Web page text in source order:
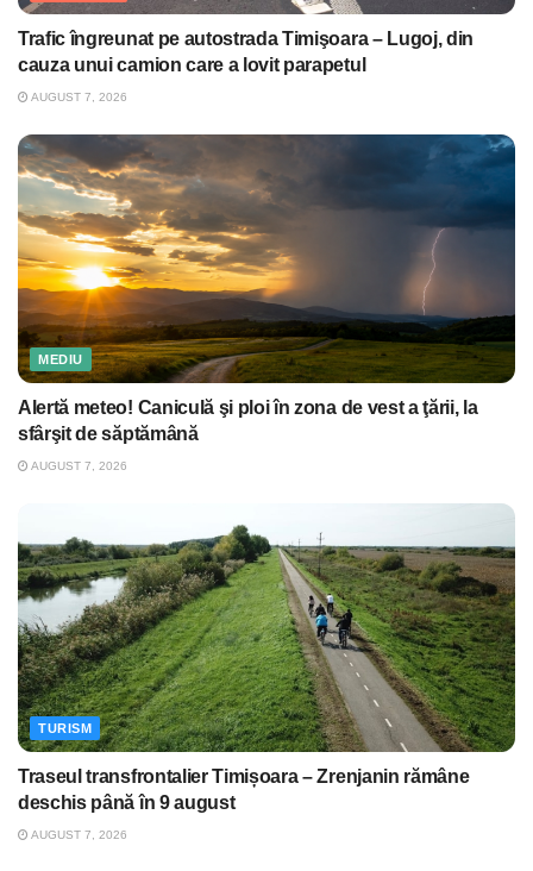
Trafic îngreunat pe autostrada Timişoara – Lugoj, din
cauza unui camion care a lovit parapetul
AUGUST 7, 2026
MEDIU
Alertă meteo! Caniculă şi ploi în zona de vest a ţării, la
sfârşit de săptămână
AUGUST 7, 2026
TURISM
Traseul transfrontalier Timișoara – Zrenjanin rămâne
deschis până în 9 august
AUGUST 7, 2026